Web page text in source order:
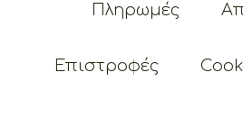
Πληρωμές
Επιστροφές